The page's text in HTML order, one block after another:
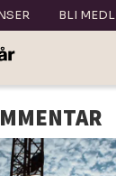
BLI